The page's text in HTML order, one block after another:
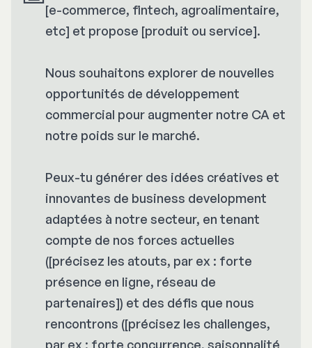
[e-commerce, fintech, agroalimentaire,
etc] et propose [produit ou service].
Nous souhaitons explorer de nouvelles
opportunités de développement
commercial pour augmenter notre CA et
notre poids sur le marché.
Peux-tu générer des idées créatives et
innovantes de business development
adaptées à notre secteur, en tenant
compte de nos forces actuelles
([précisez les atouts, par ex : forte
présence en ligne, réseau de
partenaires]) et des défis que nous
rencontrons ([précisez les challenges,
par ex : forte concurrence, saisonnalité